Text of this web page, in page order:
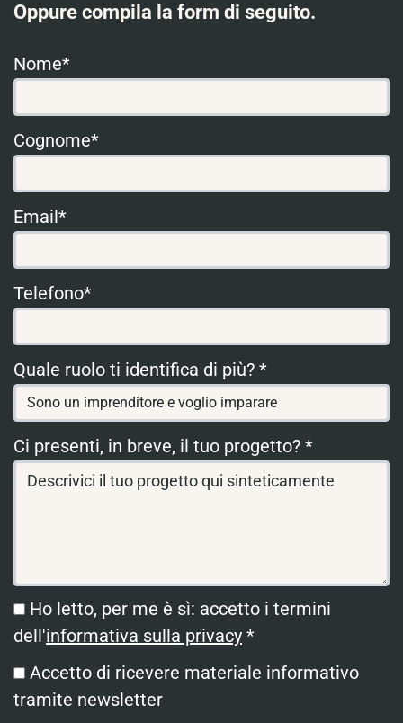
Oppure compila la form di seguito.
Nome*
Cognome*
Email*
Telefono*
Quale ruolo ti identifica di più? *
Ci presenti, in breve, il tuo progetto? *
Ho letto, per me è sì: accetto i termini
dell'informativa sulla privacy *
Accetto di ricevere materiale informativo
tramite newsletter